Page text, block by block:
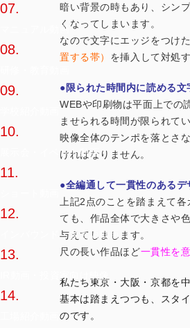
07.
マニュアル動画
08.
09.
10.
展示会・イベント動画
11.
12.
インバウンド・多言語動画
13.
IR動画・投資家向け映像
14.
暗い背景の時もあり、シン
くなってしまいます。
なので文字にエッジをつけた
置する帯） を挿入して対処
●限られた時間内に読める文
WEBや印刷物は平面上での
ませられる時間が限られてい
映像全体のテンポを落とさ
ければなりません。
●全編通して一貫性のあるデ
上記2点のことを踏まえて
ても、作品全体で大きさや
与えてしまします。
尺の長い作品ほど一貫性を
私たち東京・大阪・京都を
基本は踏まえつつも、スタ
のです。